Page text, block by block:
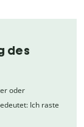
des
oder
Ich raste